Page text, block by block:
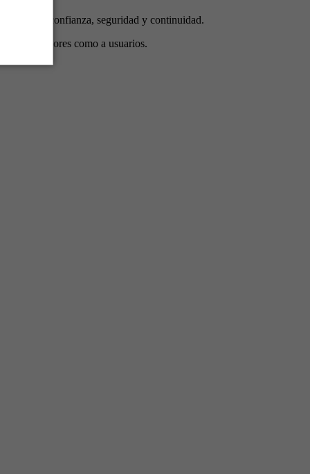
en confianza, seguridad y continuidad.
a operadores como a usuarios.